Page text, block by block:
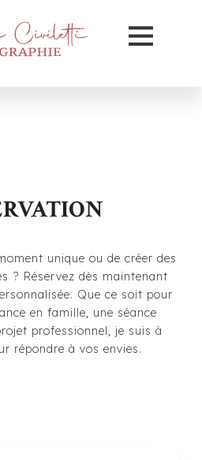
unique ou de créer des
? Réservez dès maintenant
Que ce soit pour
en famille, une séance
professionnel, je suis à
répondre à vos envies.